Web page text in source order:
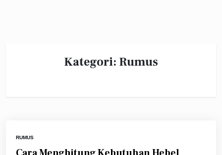
Kategori: Rumus
RUMUS